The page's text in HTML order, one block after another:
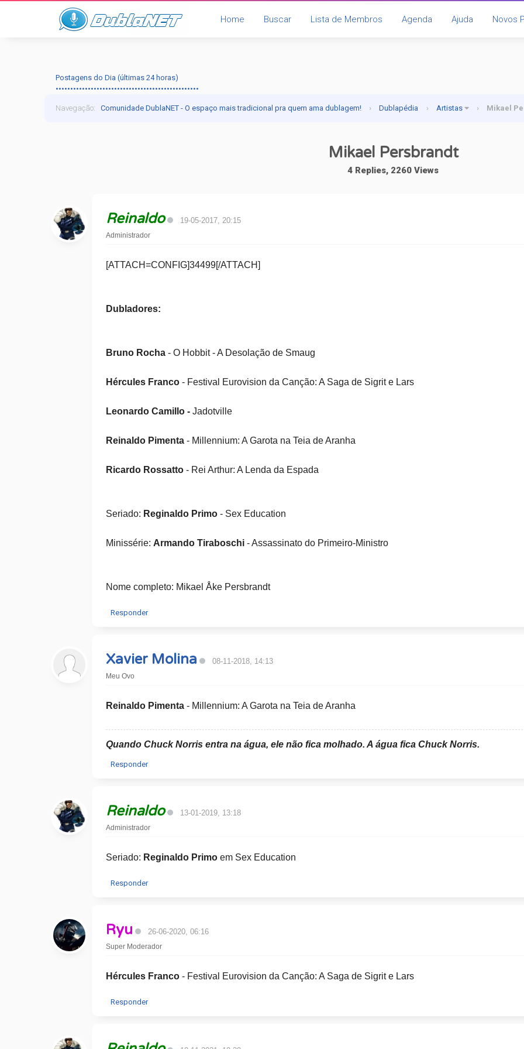
Home Buscar Lista de Membros Agenda Ajuda Novos
Postagens do Dia (últimas 24 horas)
•••••••••••••••••••••••••••••••••••••••••••••••••
Navegação:Comunidade DublaNET - O espaço mais tradicional pra quem ama dublagem! › Dublapédia › Artistas › Mikael
Mikael Persbrandt
4 Replies, 2260 Views
Reinaldo 19-05-2017, 20:15
Administrador
[ATTACH=CONFIG]34499[/ATTACH]
Dubladores:
Bruno Rocha - O Hobbit - A Desolação de Smaug
Hércules Franco- Festival Eurovision da Canção: A Saga de Sigrit e Lars
Leonardo Camillo - Jadotville
Reinaldo Pimenta- Millennium: A Garota na Teia de Aranha
Ricardo Rossatto - Rei Arthur: A Lenda da Espada
Seriado: Reginaldo Primo- Sex Education
Minissérie: Armando Tiraboschi- Assassinato do Primeiro-Ministro
Nome completo: Mikael Åke Persbrandt
Responder
Xavier Molina 08-11-2018, 14:13
Meu Ovo
Reinaldo Pimenta- Millennium: A Garota na Teia de Aranha
Quando Chuck Norris entra na água, ele não fica molhado. A água fica Chuck Norris.
Responder
Reinaldo 13-01-2019, 13:18
Administrador
Seriado: Reginaldo Primoem Sex Education
Responder
Ryu 26-06-2020, 06:16
Super Moderador
Hércules Franco- Festival Eurovision da Canção: A Saga de Sigrit e Lars
Responder